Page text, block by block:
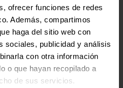
ofrecer funciones de redes
Además, compartimos
haga del sitio web con
sociales, publicidad y análisis
con otra información
o que hayan recopilado a
de sus servicios.
25 €/mes (300 €/ano)
220,00 €
primeiros 250€
próximos 50€